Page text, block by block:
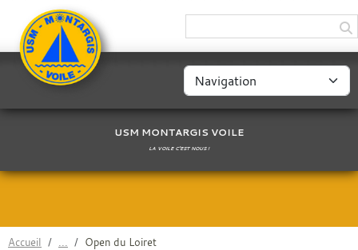
USM MONTARGIS VOILE
LA VOILE C'EST NOUS !
Accueil Open du Loiret
Panneau de gestion des cookies